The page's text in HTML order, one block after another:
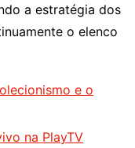
a estratégia dos
o elenco
e o
na PlayTV